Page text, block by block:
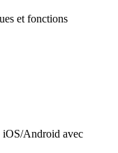
et fonctions
iOS/Android avec